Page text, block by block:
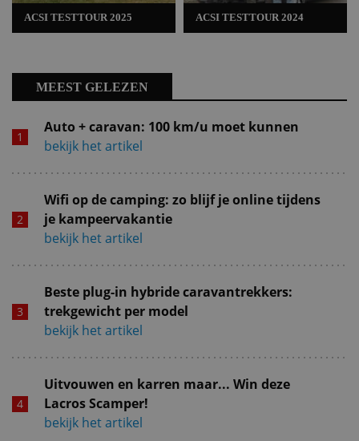
ACSI TESTTOUR 2025 ACSI TESTTOUR 2024
MEEST GELEZEN
Auto + caravan: 100 km/u moet kunnen
bekijk het artikel
Wifi op de camping: zo blijf je online tijdens
je kampeervakantie
bekijk het artikel
Beste plug-in hybride caravantrekkers:
trekgewicht per model
bekijk het artikel
Uitvouwen en karren maar... Win deze
Lacros Scamper!
bekijk het artikel